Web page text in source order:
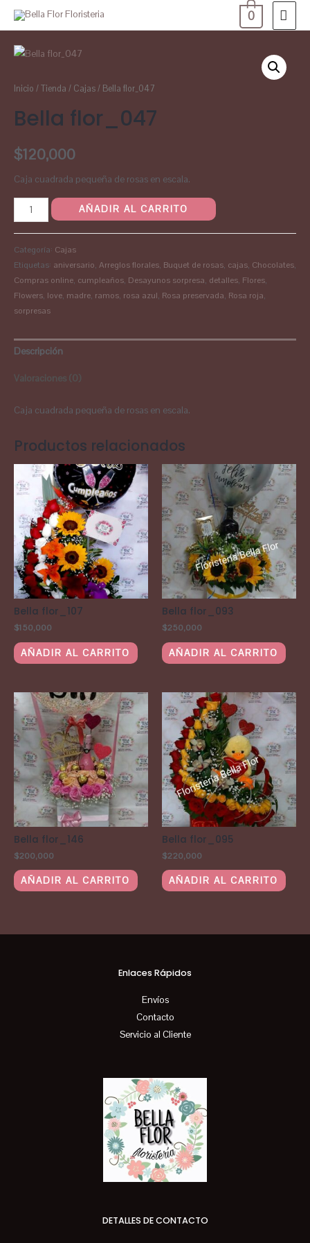
0
Inicio /Tienda / Cajas/ Bella flor_047
Bella flor_047
$120,000
Caja cuadrada pequeña de rosas en escala.
AÑADIR AL CARRITO
Categoría: Cajas
Etiquetas: aniversario, Arreglos florales, Buquet de rosas, cajas, Chocolates,
Compras online, cumpleaños, Desayunos sorpresa, detalles, Flores,
Flowers, love, madre, ramos, rosa azul, Rosa preservada, Rosa roja,
sorpresas
Descripción
Valoraciones (0)
Caja cuadrada pequeña de rosas en escala.
Productos relacionados
Bella flor_107
$150,000
AÑADIR AL CARRITO
Bella flor_093
$250,000
AÑADIR AL CARRITO
Bella flor_146
$200,000
AÑADIR AL CARRITO
Bella flor_095
$220,000
AÑADIR AL CARRITO
DETALLES DE CONTACTO
Enlaces Rápidos
Envíos
Contacto
Servicio al Cliente